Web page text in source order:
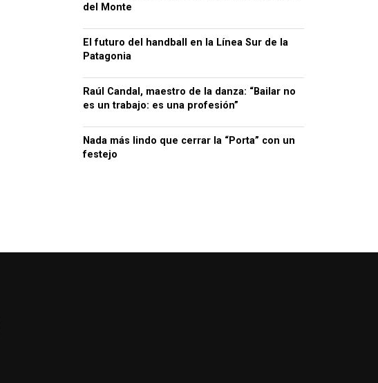
del Monte
El futuro del handball en la Línea Sur de la
Patagonia
Raúl Candal, maestro de la danza: “Bailar no
es un trabajo: es una profesión”
Nada más lindo que cerrar la “Porta” con un
festejo